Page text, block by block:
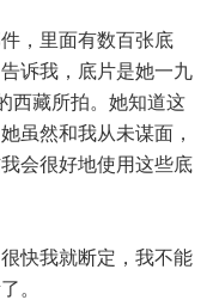
，里面有数百张底
诉我，底片是她一九
西藏所拍。她知道这
虽然和我从未谋面，
会很好地使用这些底
快我就断定，我不能
。